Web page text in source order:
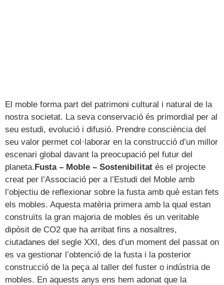
El moble forma part del patrimoni cultural i natural de la
nostra societat. La seva conservació és primordial per al
seu estudi, evolució i difusió. Prendre consciència del
seu valor permet col·laborar en la construcció d’un millor
escenari global davant la preocupació pel futur del
planeta.Fusta – Moble – Sostenibilitat és el projecte
creat per l’Associació per a l’Estudi del Moble amb
l’objectiu de reflexionar sobre la fusta amb què estan fets
els mobles. Aquesta matèria primera amb la qual estan
construïts la gran majoria de mobles és un veritable
dipòsit de CO2 que ha arribat fins a nosaltres,
ciutadanes del segle XXI, des d’un moment del passat on
es va gestionar l’obtenció de la fusta i la posterior
construcció de la peça al taller del fuster o indústria de
mobles. En aquests anys ens hem adonat que la